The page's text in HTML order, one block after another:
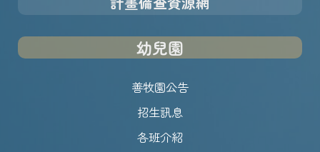
幼兒園
善牧園公告
招生訊息
各班介紹